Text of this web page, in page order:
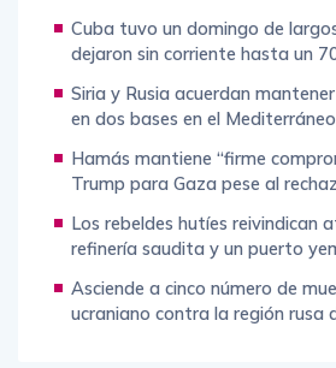
Cuba tuvo un domingo de
dejaron sin corriente hasta un
Siria y Rusia acuerdan
en dos bases en el
Hamás mantiene “firme
Trump para Gaza pese al
Los rebeldes hutíes reivindican
refinería saudita y un puerto
Asciende a cinco número de
ucraniano contra la región rusa